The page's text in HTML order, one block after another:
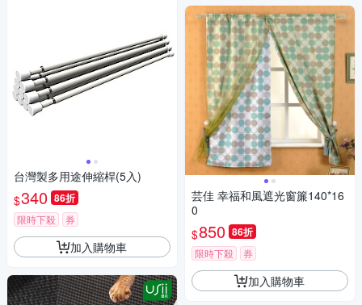
台灣製多用途伸縮桿(5入)
$340 86折
限時下殺 券
加入購物車
芸佳 幸福和風遮光窗簾140*16
0
$850 86折
限時下殺 券
加入購物車